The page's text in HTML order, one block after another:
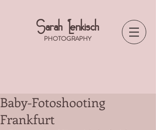
Sarah Lenkisch
PHOTOGRAPHY
Baby-Fotoshooting
Frankfurt